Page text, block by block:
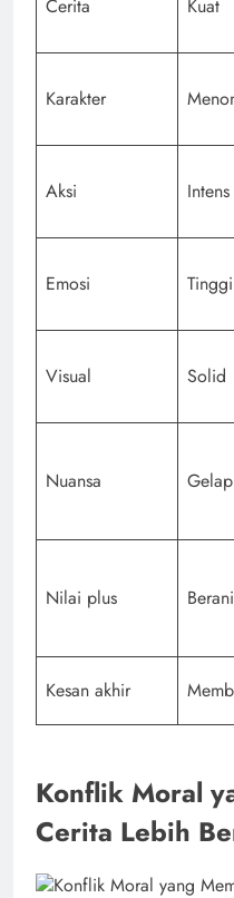
Cerita Kuat
Karakter
Aksi Intens
Emosi Tinggi
Visual Solid
Nuansa Gelap
Nilai plus Berani
Kesan akhir
Konflik Moral
Cerita Lebih